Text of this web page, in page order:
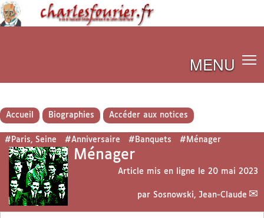
MENU
Accueil Biographies Accéder aux notices
#Paris, Seine #Anniversaire #Banquets #Ménager
Ménager
Article mis en ligne le 20 mai 2023
par Sosnowski, Jean-Claude